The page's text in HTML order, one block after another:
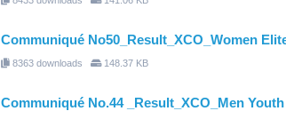
Communiqué No50_Result_XCO_Women
8363 downloads 148.37 KB
Communiqué No.44 _Result_XCO_Men Youth